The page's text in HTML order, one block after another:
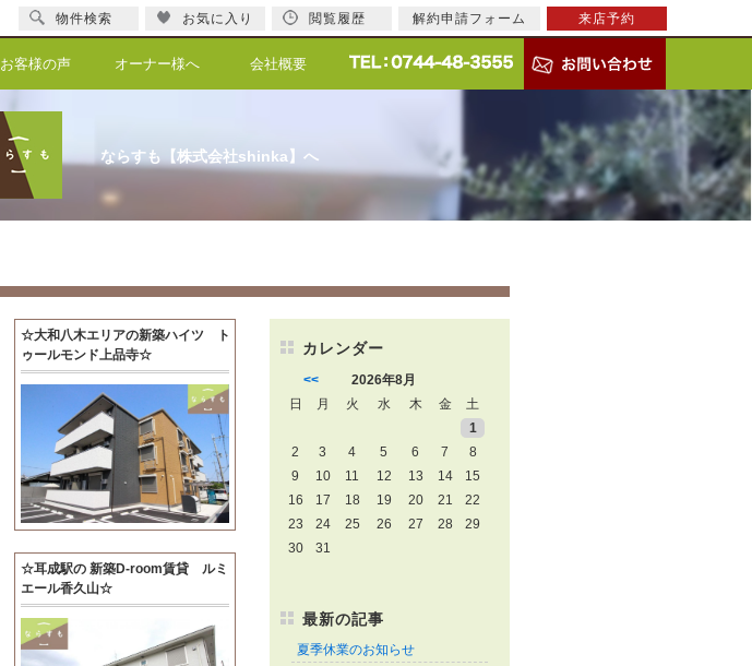
お客様の声 オーナー様へ 会社概要
ならすも【株式会社shinka】へ
☆大和八木エリアの新築ハイツ ト
ゥールモンド上品寺☆
☆耳成駅の 新築D-room賃貸 ルミ
エール香久山☆
カレンダー
<<
2026年8月
日
月 火 水 木 金
土
1
2
3 4 5 6 7
8
9
10 11 12 13 14
15
16
17 18 19 20 21
22
23
24 25 26 27 28
29
30
31
最新の記事
夏季休業のお知らせ
物件検索 お気に入り 閲覧履歴 解約申請フォーム 来店予約